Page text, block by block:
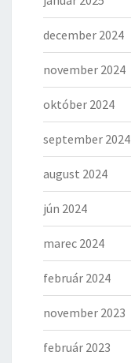
december 2024
november 2024
október 2024
september 2024
august 2024
jún 2024
marec 2024
február 2024
november 2023
február 2023